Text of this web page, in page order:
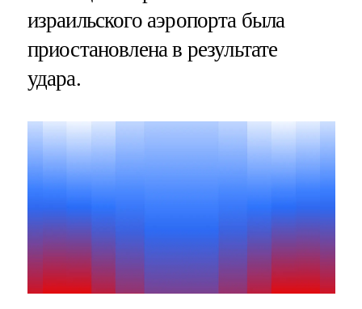
израильского аэропорта была
приостановлена в результате
удара.